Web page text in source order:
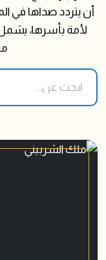
أن يتردد صداها في
لأمة بأسرها، يشمل
search form